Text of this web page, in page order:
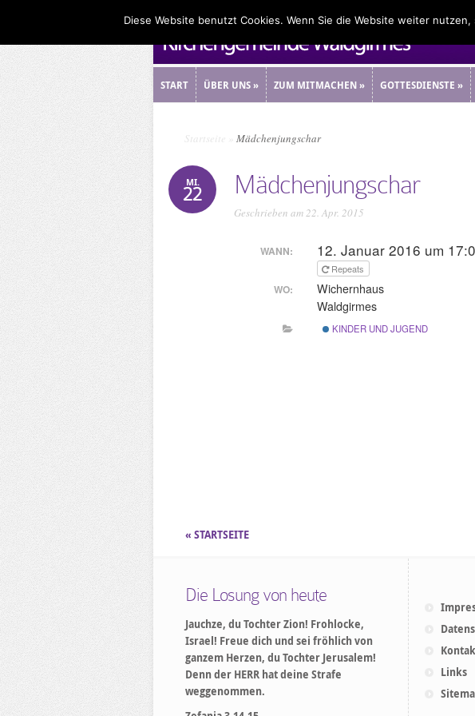
START ÜBER UNS» ZUM MITMACHEN» GOTTESDIENSTE »
Startseite Mädchenjungschar
MI.
22 Mädchenjungschar
Geschrieben am 22. Apr. 2015
WANN: 12. Januar 2016 um
Repeats
WO:
Wichernhaus
Waldgirmes
KINDER UND JUGEND
« STARTSEITE
Die Losung von heute
Jauchze, du Tochter Zion! Frohlocke,
Israel! Freue dich und sei fröhlich von
ganzem Herzen, du Tochter Jerusalem!
Denn der HERR hat deine Strafe
weggenommen.
Links
Diese Website benutzt Cookies. Wenn Sie die Website weiter